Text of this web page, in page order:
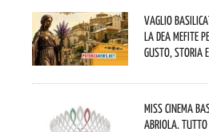
Vaglio
la Dea Mefite
gusto, storia
Miss Cinema
Abriola.